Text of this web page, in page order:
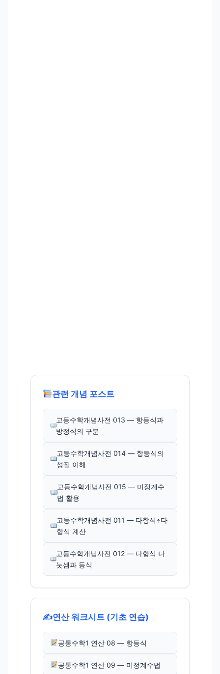
관련 개념 포스트
고등수학개념사전 013 — 항등식과
방정식의 구분
고등수학개념사전 014 — 항등식의
성질 이해
고등수학개념사전 015 — 미정계수
법 활용
고등수학개념사전 011 — 다항식÷다
항식 계산
고등수학개념사전 012 — 다항식 나
눗셈과 등식
✍️연산 워크시트 (기초 연습)
공통수학1 연산 08 — 항등식
공통수학1 연산 09 — 미정계수법